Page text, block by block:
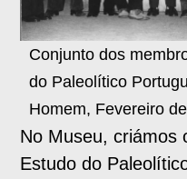
Conjunto dos
do Paleolítico
Homem, Fevereiro
No Museu, criámos
Estudo do